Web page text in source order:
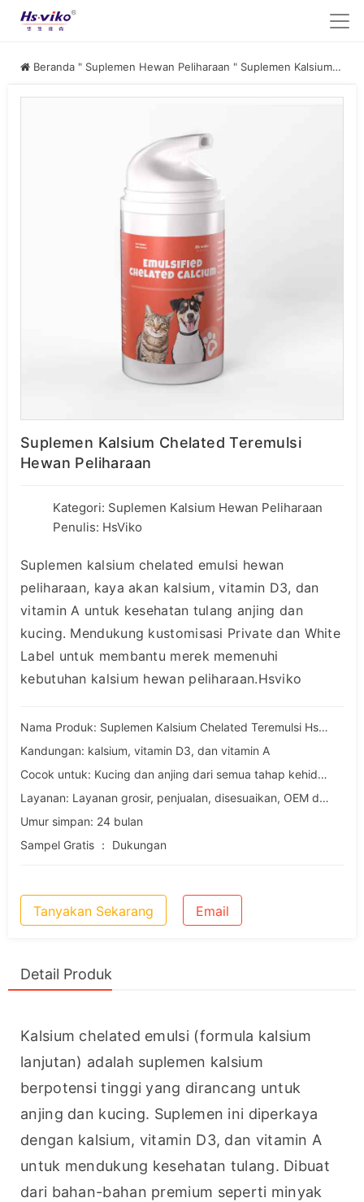
Beranda " Suplemen Hewan Peliharaan " Suplemen Kalsium Hewan Peliharaan
Suplemen Kalsium Chelated Teremulsi
Hewan Peliharaan
Kategori: Suplemen Kalsium Hewan Peliharaan
Penulis: HsViko
Suplemen kalsium chelated emulsi hewan
peliharaan, kaya akan kalsium, vitamin D3, dan
vitamin A untuk kesehatan tulang anjing dan
kucing. Mendukung kustomisasi Private dan White
Label untuk membantu merek memenuhi
kebutuhan kalsium hewan peliharaan.Hsviko
Nama Produk: Suplemen Kalsium Chelated Teremulsi Hsviko Pet
Kandungan: kalsium, vitamin D3, dan vitamin A
Cocok untuk: Kucing dan anjing dari semua tahap kehidupan
Layanan: Layanan grosir, penjualan, disesuaikan, OEM dan ODM
Umur simpan: 24 bulan
Sampel Gratis ： Dukungan
Tanyakan Sekarang Email
Detail Produk
Kalsium chelated emulsi (formula kalsium
lanjutan) adalah suplemen kalsium
berpotensi tinggi yang dirancang untuk
anjing dan kucing. Suplemen ini diperkaya
dengan kalsium, vitamin D3, dan vitamin A
untuk mendukung kesehatan tulang. Dibuat
dari bahan-bahan premium seperti minyak